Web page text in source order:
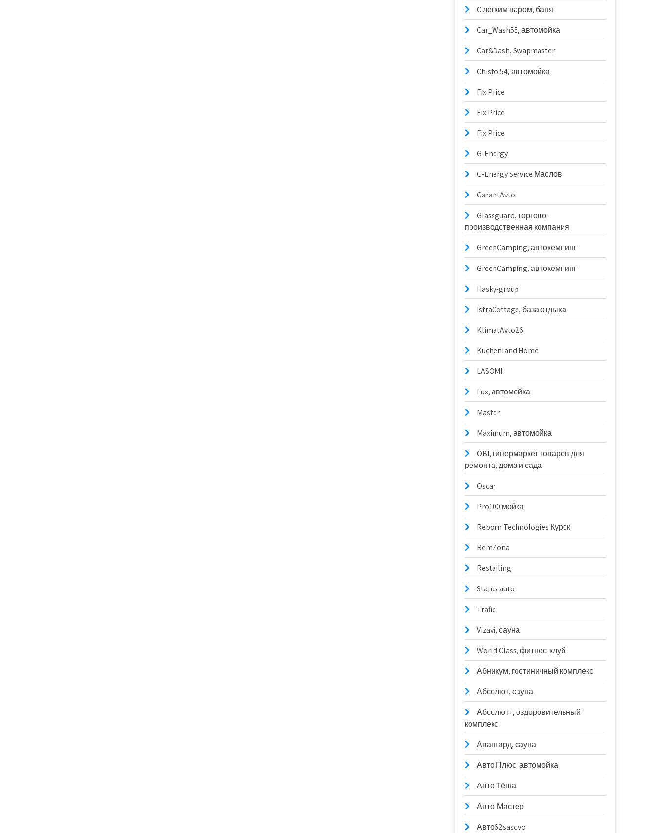
C легким паром, баня
Car_Wash55, автомойка
Car&Dash, Swapmaster
Chisto 54, автомойка
Fix Price
Fix Price
Fix Price
G-Energy
G-Energy Service Маслов
GarantAvto
Glassguard, торгово-
производственная компания
GreenCamping, автокемпинг
GreenCamping, автокемпинг
Hasky-group
IstraCottage, база отдыха
KlimatAvto26
Kuchenland Home
LASOMI
Lux, автомойка
Master
Maximum, автомойка
OBI, гипермаркет товаров для
ремонта, дома и сада
Oscar
Pro100 мойка
Reborn Technologies Курск
RemZona
Restailing
Status auto
Trafic
Vizavi, сауна
World Class, фитнес-клуб
Абникум, гостиничный комплекс
Абсолют, сауна
Абсолют+, оздоровительный
комплекс
Авангард, сауна
Авто Плюс, автомойка
Авто Тёша
Авто-Мастер
Авто62sasovo